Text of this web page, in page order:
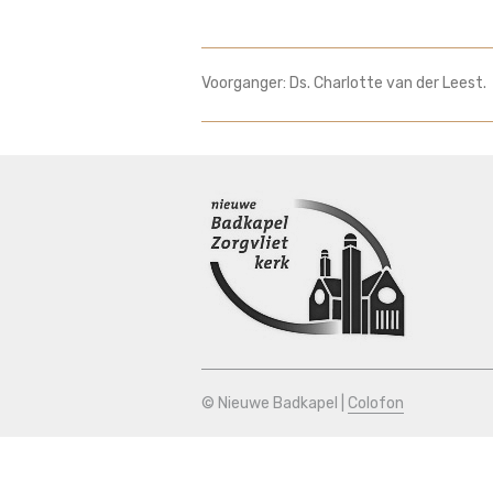
Voorganger: Ds. Charlotte van der Leest.
© Nieuwe Badkapel | Colofon